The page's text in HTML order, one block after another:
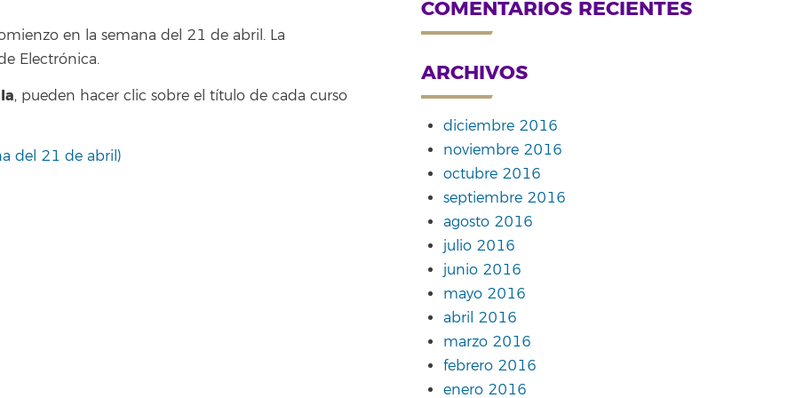
en la semana del 21 de abril. La
Electrónica.
, pueden hacer clic sobre el título de cada curso
del 21 de abril)
COMENTARIOS RECIENTES
ARCHIVOS
diciembre 2016
noviembre 2016
octubre 2016
septiembre 2016
agosto 2016
julio 2016
junio 2016
mayo 2016
abril 2016
marzo 2016
febrero 2016
enero 2016